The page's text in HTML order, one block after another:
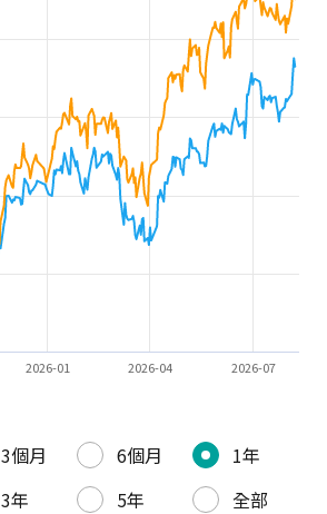
2026-01 2026-04 2026-07
3個月 6個月
1年
3年 5年
全部